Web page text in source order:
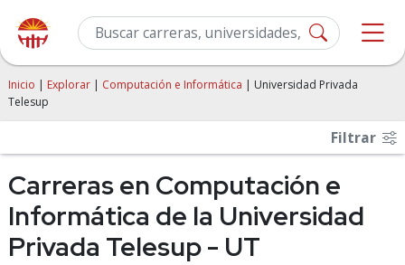
Inicio | Explorar | Computación e Informática | Universidad Privada
Telesup
Filtrar
Carreras en Computación e
Informática de la Universidad
Privada Telesup - UT